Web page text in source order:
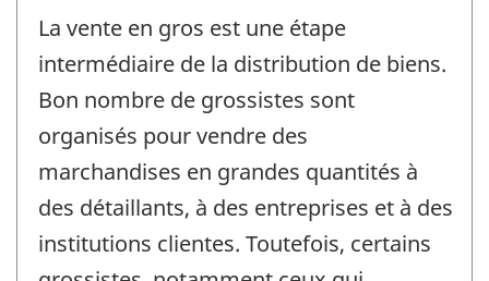
La vente en gros est une étape
intermédiaire de la distribution de biens.
Bon nombre de grossistes sont
organisés pour vendre des
marchandises en grandes quantités à
des détaillants, à des entreprises et à des
institutions clientes. Toutefois, certains